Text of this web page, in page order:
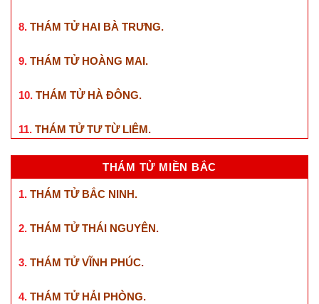
8. THÁM TỬ HAI BÀ TRƯNG.
9. THÁM TỬ HOÀNG MAI.
10. THÁM TỬ HÀ ĐÔNG.
11. THÁM TỬ TƯ TỪ LIÊM.
THÁM TỬ MIỀN BẮC
1. THÁM TỬ BẮC NINH.
2. THÁM TỬ THÁI NGUYÊN.
3. THÁM TỬ VĨNH PHÚC.
4. THÁM TỬ HẢI PHÒNG.